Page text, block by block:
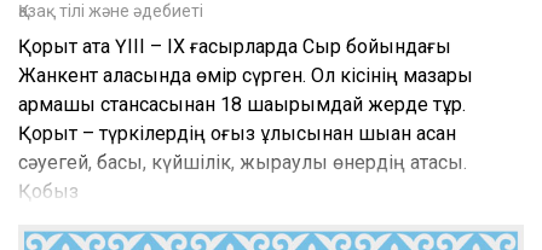
Қазақ тілі және әдебиеті
Қорқыт ата ҮІІІ – ІХ ғасырларда Сыр бойындағы
Жанкент қаласында өмір сүрген. Ол кісінің мазары
қармақшы стансасынан 18 шақырымдай жерде тұр.
Қорқыт – түркілердің оғыз ұлысынан шыққан асқан
сәуегей, бақсы, күйшілік, жыраулық өнердің атасы.
Қобыз